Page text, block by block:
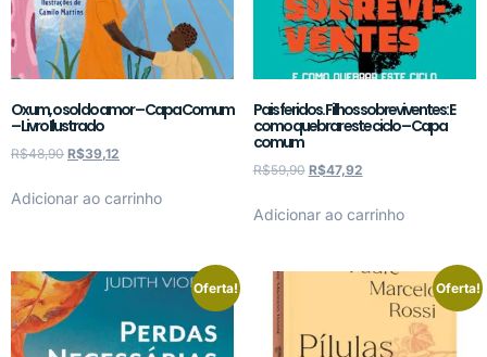
Oxum, o sol do amor – Capa Comum
– Livro Ilustrado
R$48,90 R$39,12
Adicionar ao carrinho
Pais feridos. Filhos sobreviventes: E
como quebrar este ciclo – Capa
comum
R$59,90 R$47,92
Adicionar ao carrinho
Oferta! Oferta!